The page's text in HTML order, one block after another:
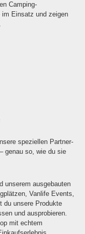
Camping-
Einsatz und zeigen
speziellen Partner-
genau so, wie du sie
unserem ausgebauten
Vanlife Events,
du unsere Produkte
und ausprobieren.
mit echtem